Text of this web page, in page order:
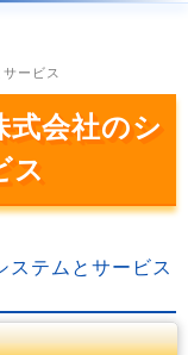
ービス
式会社のシ
ス
ステムとサービス